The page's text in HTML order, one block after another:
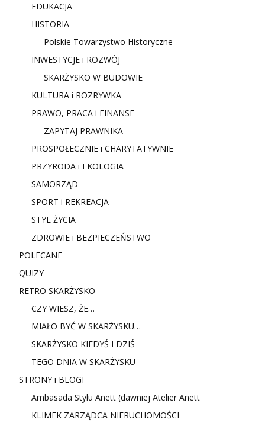
EDUKACJA
HISTORIA
Polskie Towarzystwo Historyczne
INWESTYCJE i ROZWÓJ
SKARŻYSKO W BUDOWIE
KULTURA i ROZRYWKA
PRAWO, PRACA i FINANSE
ZAPYTAJ PRAWNIKA
PROSPOŁECZNIE i CHARYTATYWNIE
PRZYRODA i EKOLOGIA
SAMORZĄD
SPORT i REKREACJA
STYL ŻYCIA
ZDROWIE i BEZPIECZEŃSTWO
POLECANE
QUIZY
RETRO SKARŻYSKO
CZY WIESZ, ŻE…
MIAŁO BYĆ W SKARŻYSKU…
SKARŻYSKO KIEDYŚ I DZIŚ
TEGO DNIA W SKARŻYSKU
STRONY i BLOGI
Ambasada Stylu Anett (dawniej Atelier Anett
KLIMEK ZARZĄDCA NIERUCHOMOŚCI